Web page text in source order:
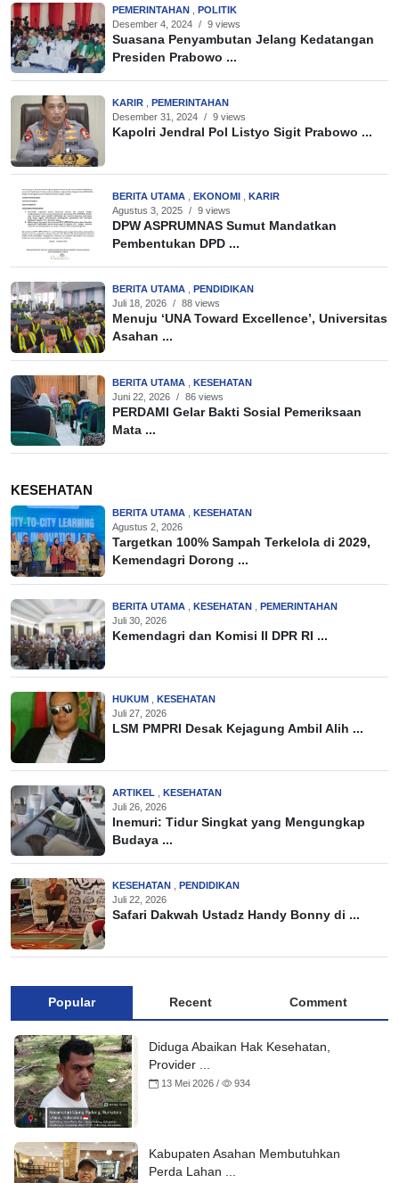
PEMERINTAHAN
POLITIK
Desember 4, 2024 / 9 views
Suasana Penyambutan Jelang Kedatangan
Presiden Prabowo ...
KARIR
PEMERINTAHAN
Desember 31, 2024 / 9 views
Kapolri Jendral Pol Listyo Sigit Prabowo ...
BERITA UTAMA EKONOMI
KARIR
Agustus 3, 2025 / 9 views
DPW ASPRUMNAS Sumut Mandatkan
Pembentukan DPD ...
BERITA UTAMA
PENDIDIKAN
Juli 18, 2026 / 88 views
Menuju ‘UNA Toward Excellence’, Universitas
Asahan ...
BERITA UTAMA
KESEHATAN
Juni 22, 2026 / 86 views
PERDAMI Gelar Bakti Sosial Pemeriksaan
Mata ...
KESEHATAN
BERITA UTAMA
KESEHATAN
Agustus 2, 2026
Targetkan 100% Sampah Terkelola di 2029,
Kemendagri Dorong ...
BERITA UTAMA KESEHATAN
PEMERINTAHAN
Juli 30, 2026
Kemendagri dan Komisi II DPR RI ...
HUKUM
KESEHATAN
Juli 27, 2026
LSM PMPRI Desak Kejagung Ambil Alih ...
ARTIKEL
KESEHATAN
Juli 26, 2026
Inemuri: Tidur Singkat yang Mengungkap
Budaya ...
KESEHATAN
PENDIDIKAN
Juli 22, 2026
Safari Dakwah Ustadz Handy Bonny di ...
Popular Recent Comment
Diduga Abaikan Hak Kesehatan,
Provider ...
13 Mei 2026 / 934
Kabupaten Asahan Membutuhkan
Perda Lahan ...